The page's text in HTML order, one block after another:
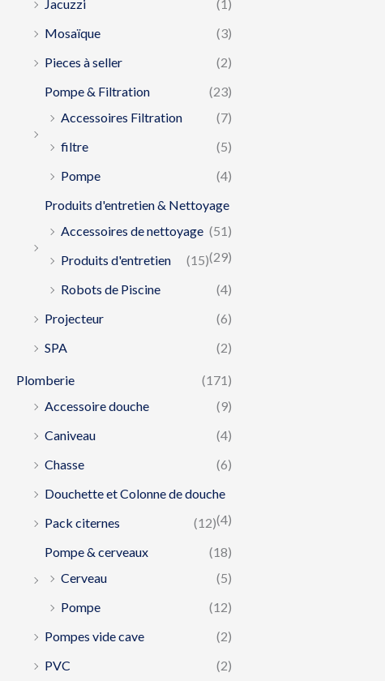
Jacuzzi
(1)
Mosaïque
(3)
Pieces à seller
(2)
Pompe & Filtration
(23)
Accessoires Filtration
(7)
filtre
(5)
Pompe
(4)
Produits d'entretien & Nettoyage
(51)
Accessoires de nettoyage
(29)
Produits d'entretien
(15)
Robots de Piscine
(4)
Projecteur
(6)
SPA
(2)
Plomberie
(171)
Accessoire douche
(9)
Caniveau
(4)
Chasse
(6)
Douchette et Colonne de douche
(4)
Pack citernes
(12)
Pompe & cerveaux
(18)
Cerveau
(5)
Pompe
(12)
Pompes vide cave
(2)
PVC
(2)